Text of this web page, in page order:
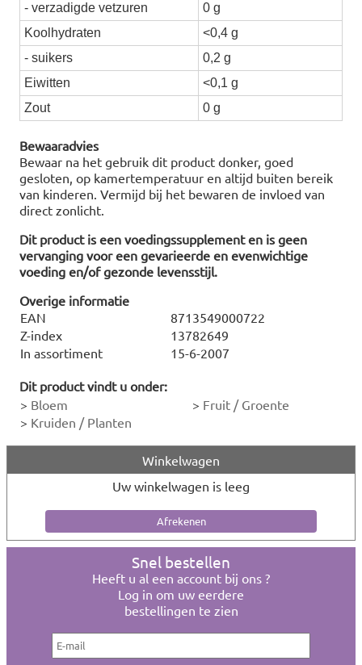
- verzadigde vetzuren
0 g
Koolhydraten
<0,4 g
- suikers
0,2 g
Eiwitten
<0,1 g
Zout
0 g
Bewaaradvies
Bewaar na het gebruik dit product donker, goed
gesloten, op kamertemperatuur en altijd buiten bereik
van kinderen. Vermijd bij het bewaren de invloed van
direct zonlicht.
Dit product is een voedingssupplement en is geen
vervanging voor een gevarieerde en evenwichtige
voeding en/of gezonde levensstijl.
Overige informatie
EAN
8713549000722
Z-index
13782649
In assortiment
15-6-2007
Dit product vindt u onder:
> Bloem > Fruit / Groente
> Kruiden / Planten
Winkelwagen
Uw winkelwagen is leeg
Snel bestellen
Heeft u al een account bij ons ?
Log in om uw eerdere
bestellingen te zien